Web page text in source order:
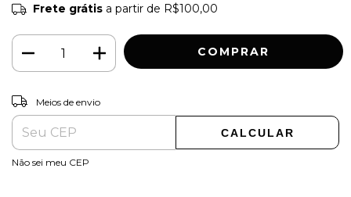
Frete grátis a partir de R$100,00
Entregas para o CEP:
Meios de envio
CALCULAR
Não sei meu CEP